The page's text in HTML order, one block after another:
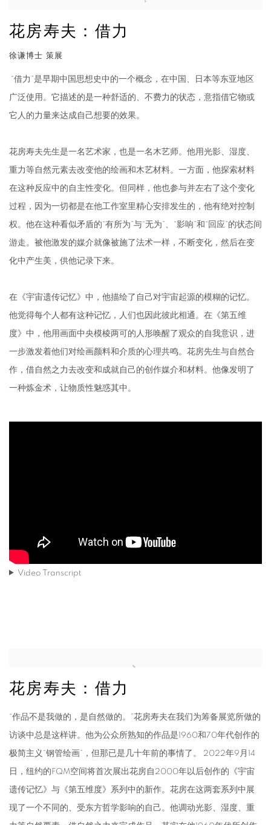
花房寿夫：借力
徐谦博士 策展
“借力”是早期中国思想史中的一个概念，在中国、日本等东亚地区
广泛使用。它描述的是一种舒适的、不费力的状态，意指借它物或
它人的力量来达成自己想要的效果。
花房寿夫先生是一名艺术家，也是一名木艺师。他用光影、湿度、
重力等自然元素去改变他的绘画和木艺材料。一方面，他探索材料
在这种反应中的自主性变化。但同样，他也参与并左右了这个变化
过程，因为一切都是在他工作室里精心安排发生的，他有绝对控制
权。他在这种看似矛盾的“有所为”与“无为”、“影响”和“回应”的状态间
游走。被他激发的媒介就像被施了法术一样，不断变化，然后在变
化中产生美，供他记录下来。
在《宇宙遗传记忆》中，他描绘了自己对宇宙起源的模糊的记忆。
他觉得每个人都有这种记忆，人们也因此彼此相通。在《第五维
度》中，他用画面中央模棱两可的人形唤醒了观众的自我意识，进
一步激发着他们对绘画颜料和介质的心理共鸣。花房先生与自然合
作，借自然之力去改变和成就自己的创作媒介和材料。他像发明了
一种炼金术，让物质性魅惑其中。
Video Transcript
花房寿夫：借力
“作品不是我做的，是自然做的。”花房寿夫在我们为筹备展览所做的
访谈中总是这样讲。他为公众所熟知的作品是1960和70年代创作的
极简主义“钢管绘画”，但那已是几十年前的事情了。 2022年9月14
日，纽约的FQM空间将首次展出花房自2000年以后创作的《宇宙
遗传记忆》与《第五维度》系列中的新作。花房在这两套系列中展
现了一个不同的、受东方哲学影响的自己。他调动光影、湿度、重